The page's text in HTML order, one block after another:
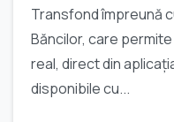
Transfond împreună
Băncilor, care
real, direct din
disponibile cu...